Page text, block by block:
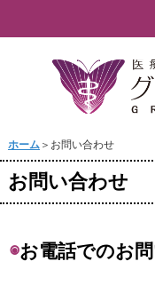
ホーム＞お問い合わせ
お問い合わせ
◉お電話でのお